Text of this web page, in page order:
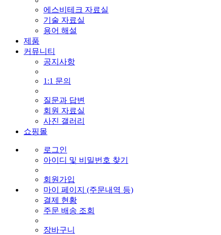
에스비테크 자료실
기술 자료실
용어 해설
제품
커뮤니티
공지사항
1:1 문의
질문과 답변
회원 자료실
사진 갤러리
쇼핑몰
로그인
아이디 및 비밀번호 찾기
회원가입
마이 페이지 (주문내역 등)
결제 현황
주문 배송 조회
장바구니